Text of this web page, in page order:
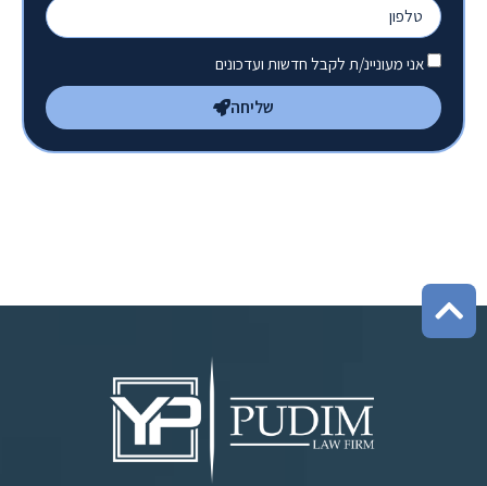
אני מעוניינ/ת לקבל חדשות ועדכונים
שליחה